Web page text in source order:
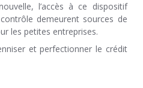
l’accès à ce dispositif
demeurent sources de
les petites entreprises.
et perfectionner le crédit